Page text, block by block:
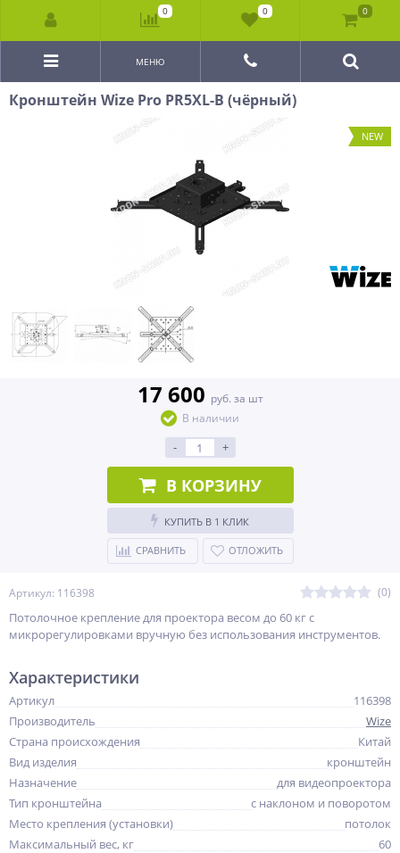
МЕНЮ
Кронштейн Wize Pro PR5XL-B (чёрный)
NEW
Артикул: 116398 (0)
Потолочное крепление для проектора весом до 60 кг с
микрорегулировками вручную без использования инструментов.
17 600 руб. за шт
В наличии
- +
В КОРЗИНУ
КУПИТЬ В 1 КЛИК
СРАВНИТЬ ОТЛОЖИТЬ
Характеристики
Артикул
116398
Производитель
Wize
Страна происхождения
Китай
Вид изделия
кронштейн
Назначение
для видеопроектора
Тип кронштейна
с наклоном и поворотом
Место крепления (установки)
потолок
Максимальный вес, кг
60
0 0 0